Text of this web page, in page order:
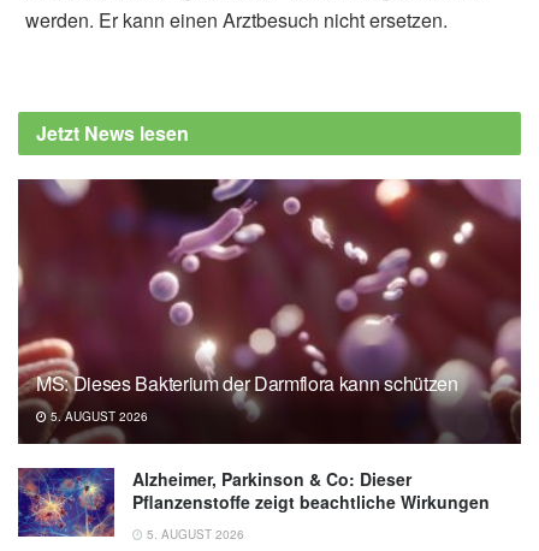
werden. Er kann einen Arztbesuch nicht ersetzen.
Jetzt News lesen
MS: Dieses Bakterium der Darmflora kann schützen
5. AUGUST 2026
Alzheimer, Parkinson & Co: Dieser
Pflanzenstoffe zeigt beachtliche Wirkungen
5. AUGUST 2026